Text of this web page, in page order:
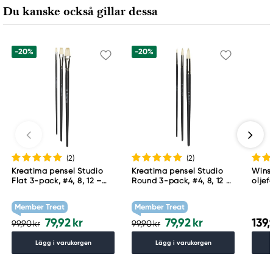
Du kanske också gillar dessa
-20%
(2)
Kreatima pensel Studio
Flat 3-pack, #4, 8, 12 –
borst
Member Treat
99,90 kr 79,92 kr
Lägg i varukorgen
-20%
(2)
Kreatima pensel Studio
Round 3-pack, #4, 8, 12 –
runt borst
Member Treat
99,90 kr 79,92 kr
Lägg i varukorgen